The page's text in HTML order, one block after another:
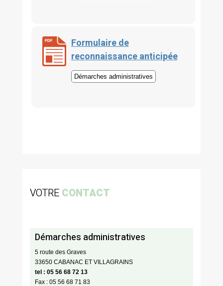
Formulaire de
reconnaissance anticipée
Démarches administratives
VOTRE CONTACT
Démarches administratives
5 route des Graves
33650 CABANAC ET VILLAGRAINS
tel : 05 56 68 72 13
Fax : 05 56 68 71 83